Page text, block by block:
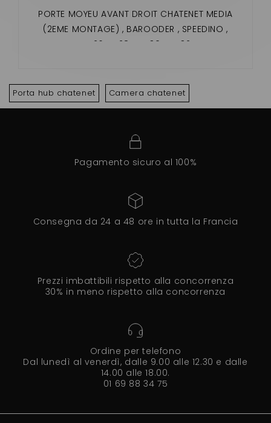
PORTE MOYEU AVANT DROIT CHATENET MEDIA
(2EME MONTAGE) , BAROODER , SPEEDINO ,
CH26,CH28 ,CH 30 , CH32
Porta hub chatenet Camera chatenet
Pagamento sicuro al 100%
Consegna da 24 a 48 ore in tutta la Francia
Prezzi imbattibili rispetto alla concorrenza
30% in meno rispetto alla concorrenza
Ordine per telefono
Dal lunedì al venerdì, dalle 9.00 alle 12.30 e dalle
14.00 alle 18.00.
01 69 88 34 75